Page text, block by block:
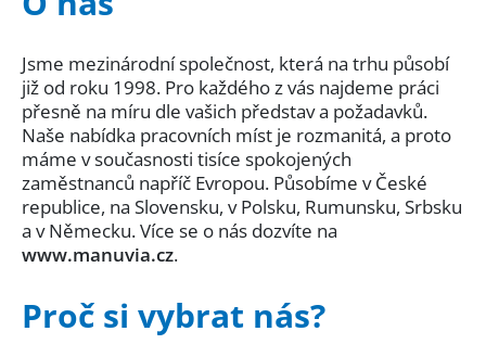
Jsme mezinárodní společnost, která na trhu působí
již od roku 1998. Pro každého z vás najdeme práci
přesně na míru dle vašich představ a požadavků.
Naše nabídka pracovních míst je rozmanitá, a proto
máme v současnosti tisíce spokojených
zaměstnanců napříč Evropou. Působíme v České
republice, na Slovensku, v Polsku, Rumunsku, Srbsku
a v Německu. Více se o nás dozvíte na
www.manuvia.cz.
Proč si vybrat nás?